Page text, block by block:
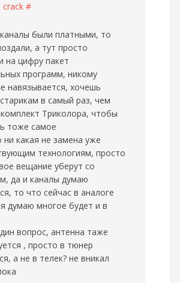
crack #
были платными, то
а тут просто
на цифру пакет
программ, никому
навязывается, хочешь
в самый раз, чем
Триколора, чтобы
тоже самое
ни какая не замена уже
технологиям, просто
вещание уберут со
да и каналы думаю
то что сейчас в аналоге
думаю многое будет и в
вопрос, антенна таже
, просто в тюнер
а не в телек? не вникал